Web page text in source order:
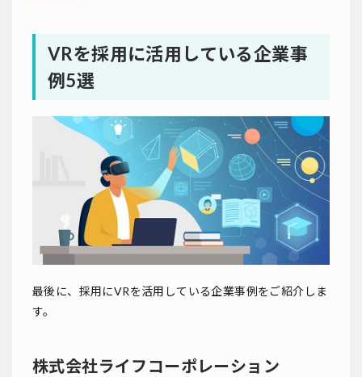
VRを採用に活用している企業事
例5選
最後に、採用にVRを活用している企業事例をご紹介しま
す。
株式会社ライフコーポレーション